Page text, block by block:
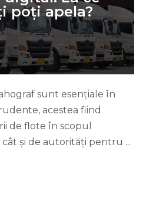
poți apela?
sunt esențiale în
acestea fiind
de flote în scopul
cât și de autorități pentru ...